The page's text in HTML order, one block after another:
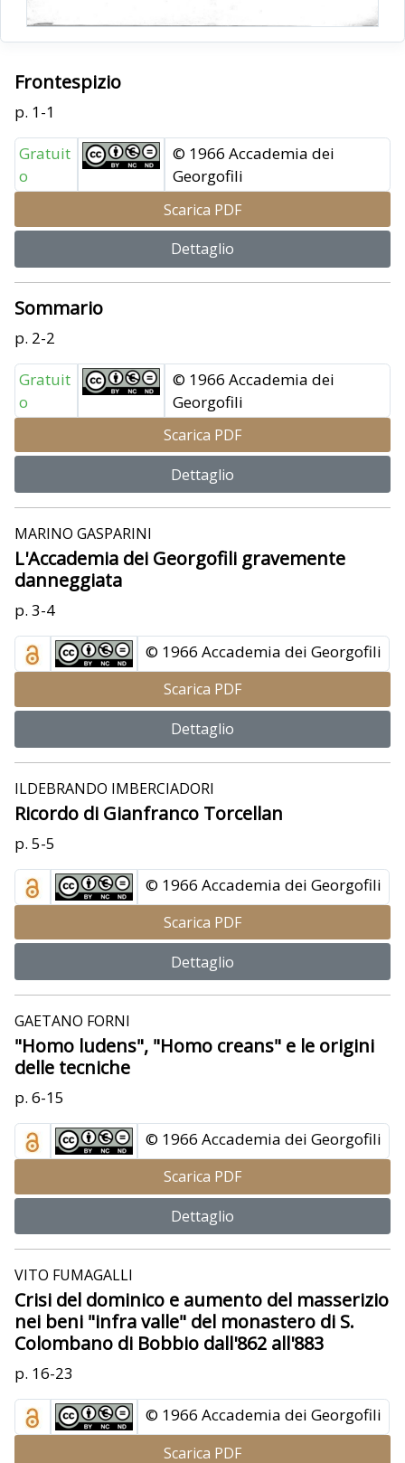
Frontespizio
p. 1-1
Gratuit
o
© 1966 Accademia dei
Georgofili
Scarica PDF
Dettaglio
Sommario
p. 2-2
Gratuit
o
© 1966 Accademia dei
Georgofili
Scarica PDF
Dettaglio
MARINO GASPARINI
L'Accademia dei Georgofili gravemente
danneggiata
p. 3-4
© 1966 Accademia dei Georgofili
Scarica PDF
Dettaglio
ILDEBRANDO IMBERCIADORI
Ricordo di Gianfranco Torcellan
p. 5-5
© 1966 Accademia dei Georgofili
Scarica PDF
Dettaglio
GAETANO FORNI
"Homo ludens", "Homo creans" e le origini
delle tecniche
p. 6-15
© 1966 Accademia dei Georgofili
Scarica PDF
Dettaglio
VITO FUMAGALLI
Crisi del dominico e aumento del masserizio
nei beni "infra valle" del monastero di S.
Colombano di Bobbio dall'862 all'883
p. 16-23
© 1966 Accademia dei Georgofili
Scarica PDF